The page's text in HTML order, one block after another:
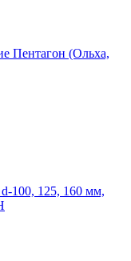
Пентагон (Ольха,
100, 125, 160 мм,